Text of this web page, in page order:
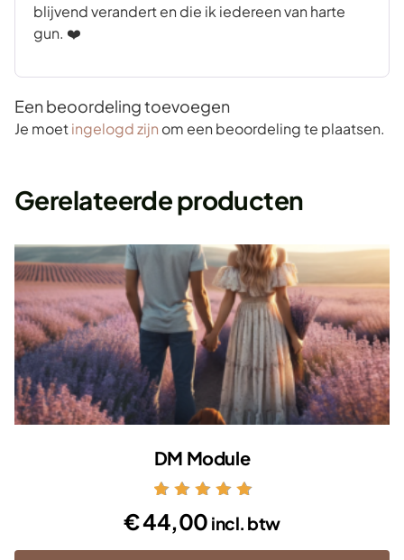
blijvend verandert en die ik iedereen van harte
gun. ❤️
Een beoordeling toevoegen
Je moetingelogd zijn om een beoordeling te plaatsen.
Gerelateerde producten
DM Module
5.00
uit 5
€44,00 incl. btw